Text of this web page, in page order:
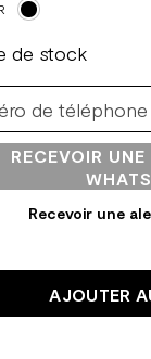
de stock
RECEVOIR
Recevoir une
AJOUTER